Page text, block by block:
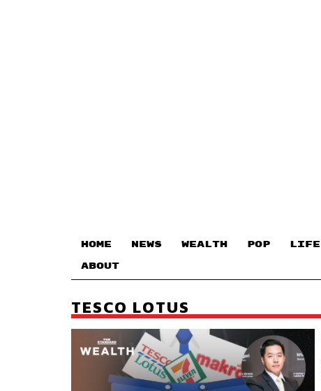
HOME NEWS WEALTH POP LIFE
ABOUT
TESCO LOTUS